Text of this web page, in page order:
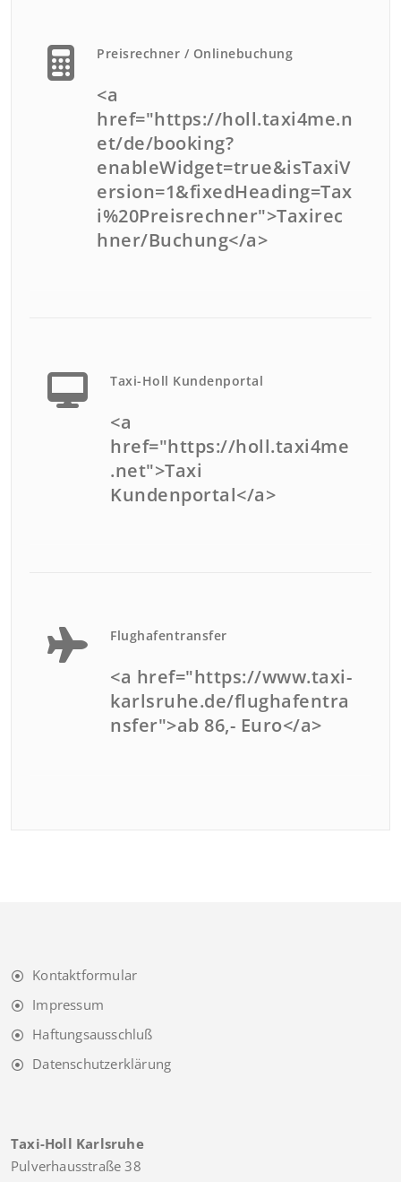
Preisrechner / Onlinebuchung
<a
href="https://holl.taxi4me.n
et/de/booking?
enableWidget=true&isTaxiV
ersion=1&fixedHeading=Tax
i%20Preisrechner">Taxirec
hner/Buchung</a>
Taxi-Holl Kundenportal
<a
href="https://holl.taxi4me
.net">Taxi
Kundenportal</a>
Flughafentransfer
<a href="https://www.taxi-
karlsruhe.de/flughafentra
nsfer">ab 86,- Euro</a>
Kontaktformular
Impressum
Haftungsausschluß
Datenschutzerklärung
Taxi-Holl Karlsruhe
Pulverhausstraße 38